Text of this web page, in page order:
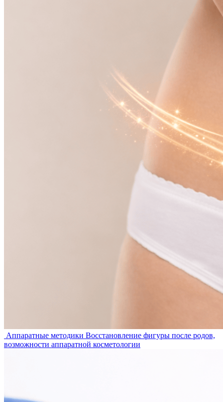
Аппаратные методики Восстановление фигуры после родов,
возможности аппаратной косметологии